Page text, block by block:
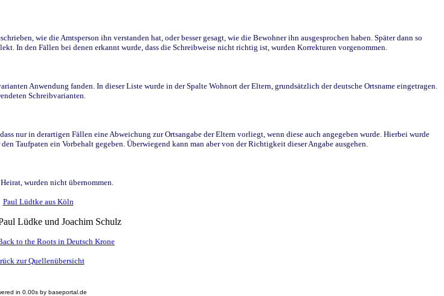
wie die Amtsperson ihn verstanden hat, oder besser gesagt, wie die Bewohner ihn ausgesprochen haben. Später dann so
In den Fällen bei denen erkannt wurde, dass die Schreibweise nicht richtig ist, wurden Korrekturen vorgenommen.
Anwendung fanden. In dieser Liste wurde in der Spalte Wohnort der Eltern, grundsätzlich der deutsche Ortsname eingetragen.
Schreibvarianten.
nur in derartigen Fällen eine Abweichung zur Ortsangabe der Eltern vorliegt, wenn diese auch angegeben wurde. Hierbei wurde
Taufpaten ein Vorbehalt gegeben. Überwiegend kann man aber von der Richtigkeit dieser Angabe ausgehen.
wurden nicht übernommen.
Paul Lüdtke aus Köln
Lüdke und Joachim Schulz
to the Roots in Deutsch Krone
zur Quellenübersicht
in 0.00s by baseportal.de